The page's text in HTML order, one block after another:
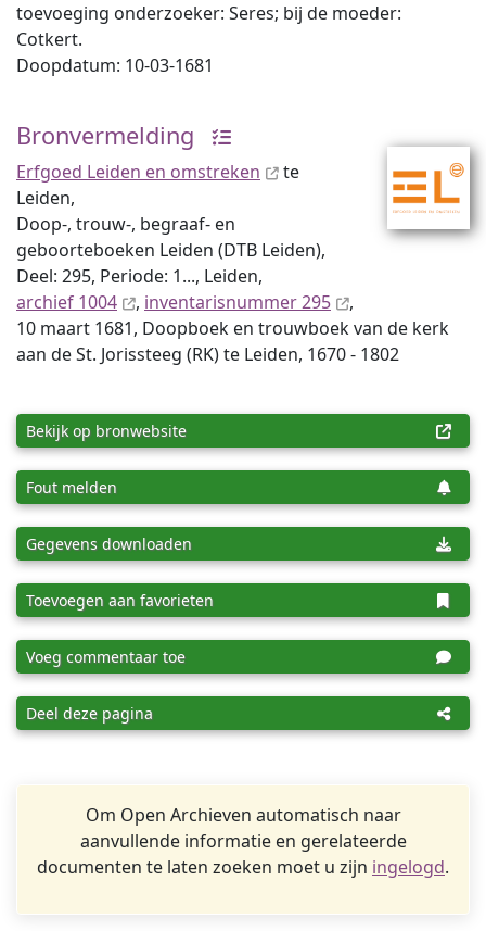
toevoeging onderzoeker: Seres; bij de moeder:
Cotkert.
Doopdatum: 10-03-1681
Bronvermelding
Erfgoed Leiden en omstreken
te
Leiden,
Doop-, trouw-, begraaf- en
geboorteboeken Leiden (DTB Leiden),
Deel: 295, Periode: 1..., Leiden,
archief 1004
, inventaris­num­mer 295
,
10 maart 1681, Doopboek en trouwboek van de kerk
aan de St. Jorissteeg (RK) te Leiden, 1670 - 1802
Bekijk op bronwebsite
Fout melden
Gegevens downloaden
Toevoegen aan favorieten
Voeg commentaar toe
Deel deze pagina
Om Open Archieven automatisch naar
aanvullende informatie en gerelateerde
documenten te laten zoeken moet u zijn ingelogd.